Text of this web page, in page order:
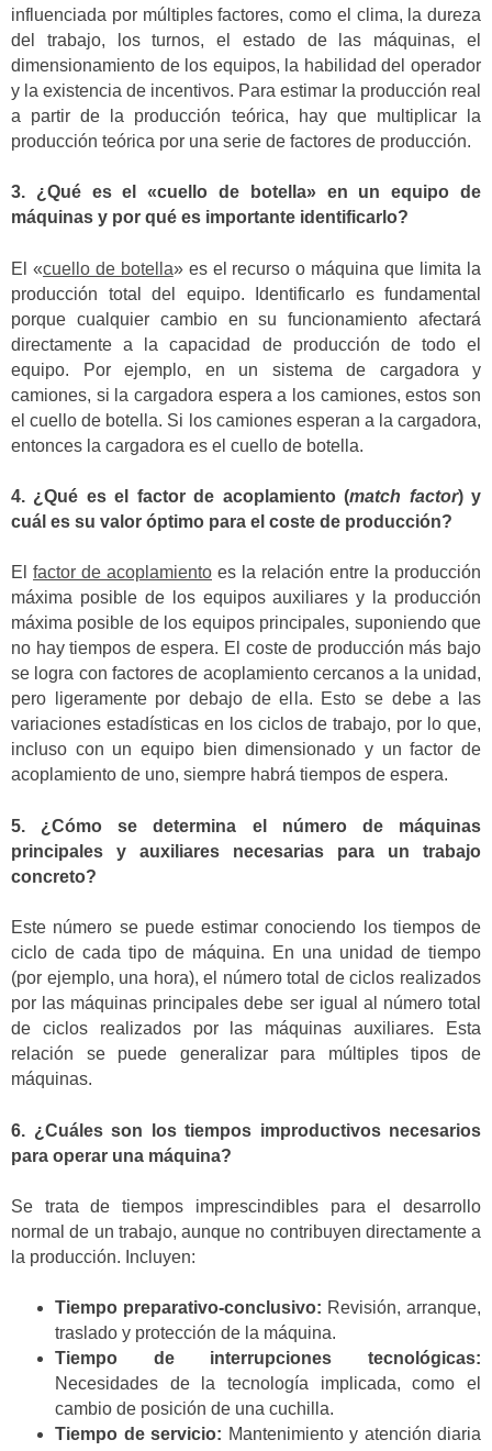
influenciada por múltiples factores, como el clima, la dureza
del trabajo, los turnos, el estado de las máquinas, el
dimensionamiento de los equipos, la habilidad del operador
y la existencia de incentivos. Para estimar la producción real
a partir de la producción teórica, hay que multiplicar la
producción teórica por una serie de factores de producción.
3. ¿Qué es el «cuello de botella» en un equipo de
máquinas y por qué es importante identificarlo?
El «cuello de botella» es el recurso o máquina que limita la
producción total del equipo. Identificarlo es fundamental
porque cualquier cambio en su funcionamiento afectará
directamente a la capacidad de producción de todo el
equipo. Por ejemplo, en un sistema de cargadora y
camiones, si la cargadora espera a los camiones, estos son
el cuello de botella. Si los camiones esperan a la cargadora,
entonces la cargadora es el cuello de botella.
4. ¿Qué es el factor de acoplamiento (match factor) y
cuál es su valor óptimo para el coste de producción?
El factor de acoplamiento es la relación entre la producción
máxima posible de los equipos auxiliares y la producción
máxima posible de los equipos principales, suponiendo que
no hay tiempos de espera. El coste de producción más bajo
se logra con factores de acoplamiento cercanos a la unidad,
pero ligeramente por debajo de ella. Esto se debe a las
variaciones estadísticas en los ciclos de trabajo, por lo que,
incluso con un equipo bien dimensionado y un factor de
acoplamiento de uno, siempre habrá tiempos de espera.
5. ¿Cómo se determina el número de máquinas
principales y auxiliares necesarias para un trabajo
concreto?
Este número se puede estimar conociendo los tiempos de
ciclo de cada tipo de máquina. En una unidad de tiempo
(por ejemplo, una hora), el número total de ciclos realizados
por las máquinas principales debe ser igual al número total
de ciclos realizados por las máquinas auxiliares. Esta
relación se puede generalizar para múltiples tipos de
máquinas.
6. ¿Cuáles son los tiempos improductivos necesarios
para operar una máquina?
Se trata de tiempos imprescindibles para el desarrollo
normal de un trabajo, aunque no contribuyen directamente a
la producción. Incluyen:
Tiempo preparativo-conclusivo: Revisión, arranque,
traslado y protección de la máquina.
Tiempo de interrupciones tecnológicas:
Necesidades de la tecnología implicada, como el
cambio de posición de una cuchilla.
Tiempo de servicio: Mantenimiento y atención diaria